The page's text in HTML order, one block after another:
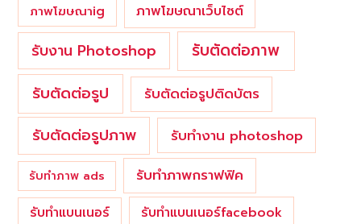
ภาพโฆษณาig ภาพโฆษณาเว็บไซต์
รับงาน Photoshop
รับตัดต่อภาพ
รับตัดต่อรูป
รับตัดต่อรูปติดบัตร
รับตัดต่อรูปภาพ รับทำงาน photoshop
รับทำภาพ ads รับทำภาพกราฟฟิค
รับทำแบนเนอร์ รับทำแบนเนอร์facebook